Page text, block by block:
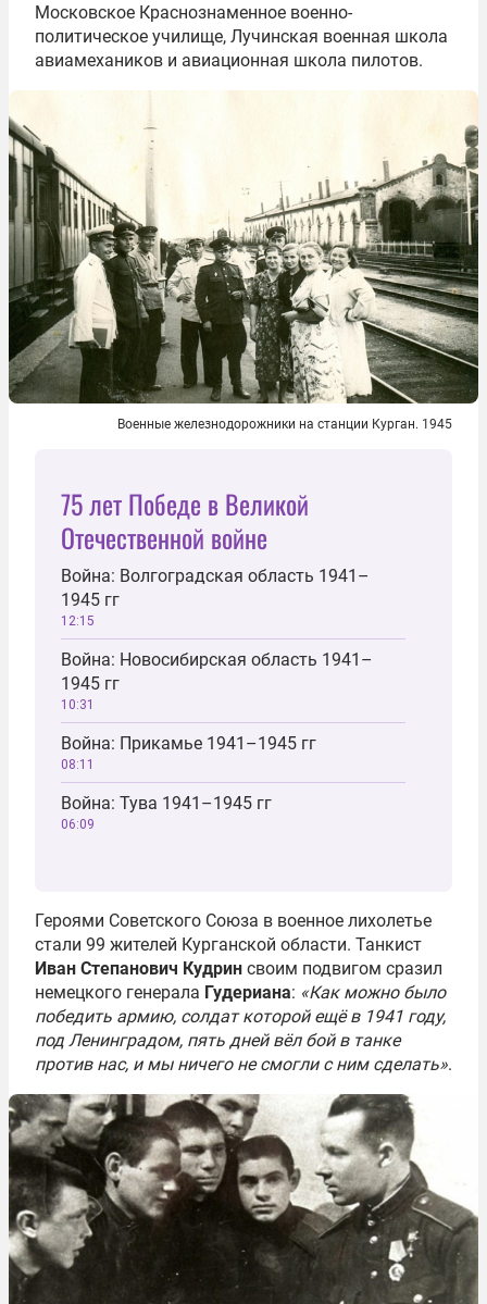
Московское Краснознаменное военно-
политическое училище, Лучинская военная школа
авиамехаников и авиационная школа пилотов.
Военные железнодорожники на станции Курган. 1945
75 лет Победе в Великой
Отечественной войне
Война: Волгоградская область 1941–
1945 гг
12:15
Война: Новосибирская область 1941–
1945 гг
10:31
Война: Прикамье 1941–1945 гг
08:11
Война: Тува 1941–1945 гг
06:09
Героями Советского Союза в военное лихолетье
стали 99 жителей Курганской области. Танкист
Иван Степанович Кудрин своим подвигом сразил
немецкого генерала Гудериана: «Как можно было
победить армию, солдат которой ещё в 1941 году,
под Ленинградом, пять дней вёл бой в танке
против нас, и мы ничего не смогли с ним сделать».